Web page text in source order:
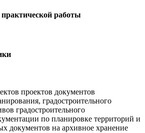
работы
проектов документов
градостроительного
градостроительного
по планировке территорий и
документов на архивное хранение